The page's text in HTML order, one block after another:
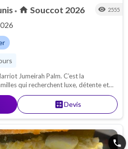
• home Souccot 2026 visibility 2555
qui recherchent luxe, détente et
calculateDevis
phone